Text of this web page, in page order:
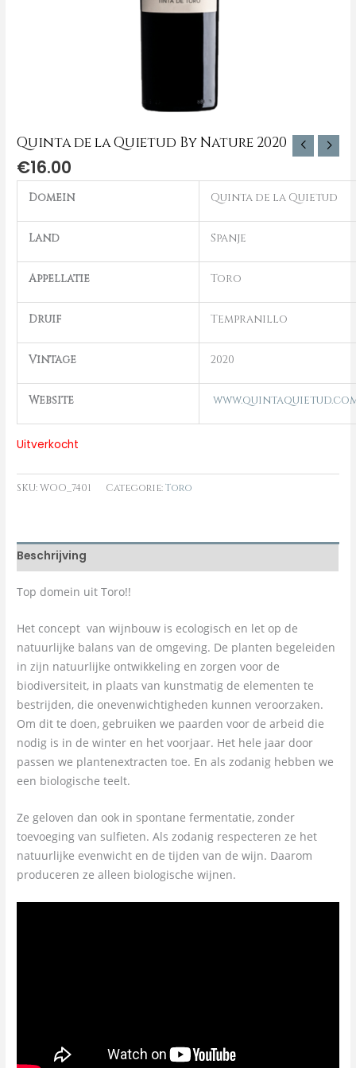
Quinta de la Quietud By Nature 2020
€16.00
Domein Quinta de la Quietud
Land Spanje
Appellatie Toro
Druif Tempranillo
Vintage 2020
Website
Uitverkocht
SKU:WOO_7401 Categorie:Toro
Beschrijving
Top domein uit Toro!!
Het concept van wijnbouw is ecologisch en let op de
natuurlijke balans van de omgeving. De planten begeleiden
in zijn natuurlijke ontwikkeling en zorgen voor de
biodiversiteit, in plaats van kunstmatig de elementen te
bestrijden, die onevenwichtigheden kunnen veroorzaken.
Om dit te doen, gebruiken we paarden voor de arbeid die
nodig is in de winter en het voorjaar. Het hele jaar door
passen we plantenextracten toe. En als zodanig hebben we
een biologische teelt.
Ze geloven dan ook in spontane fermentatie, zonder
toevoeging van sulfieten. Als zodanig respecteren ze het
natuurlijke evenwicht en de tijden van de wijn. Daarom
produceren ze alleen biologische wijnen.